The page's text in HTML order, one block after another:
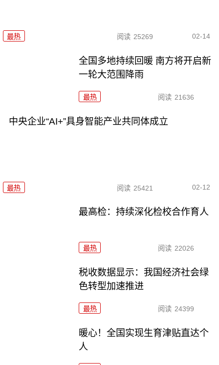
最热 阅读 25269 02-14
全国多地持续回暖 南方将开启新
一轮大范围降雨
最热 阅读 21636
中央企业“AI+”具身智能产业共同体成立
最热 阅读 25421 02-12
最高检：持续深化检校合作育人
最热 阅读 22026
税收数据显示：我国经济社会绿
色转型加速推进
最热 阅读 24399
暖心！全国实现生育津贴直达个
人